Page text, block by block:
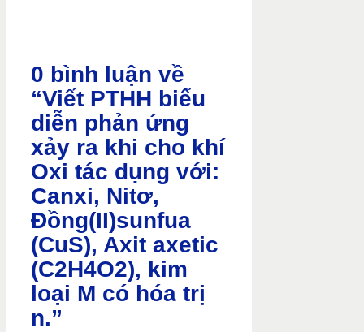
0 bình luận về
“Viết PTHH biểu
diễn phản ứng
xảy ra khi cho khí
Oxi tác dụng với:
Canxi, Nitơ,
Đồng(II)sunfua
(CuS), Axit axetic
(C2H4O2), kim
loại M có hóa trị
n.”